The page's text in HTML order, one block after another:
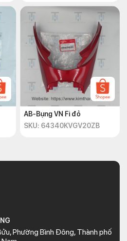
AB-Bụng VN Fi đỏ
SKU: 64340KVGV20ZB
Phường Bình Đông, Thành phố